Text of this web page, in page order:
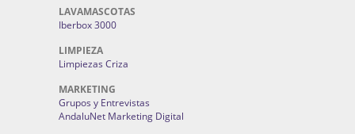
LAVAMASCOTAS
Iberbox 3000
LIMPIEZA
Limpiezas Criza
MARKETING
Grupos y Entrevistas
AndaluNet Marketing Digital